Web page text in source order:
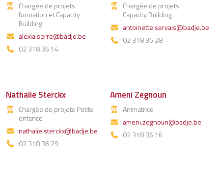
Chargée de projets
formation et Capacity
Building
alexia.serre@badje.be
02 318 36 14
Chargée de projets
Capacity Building
antoinette.servais@badje.be
02 318 36 28
Nathalie Sterckx
Chargée de projets Petite
enfance
nathalie.sterckx@badje.be
02 318 36 29
Ameni Zegnoun
Animatrice
ameni.zegnoun@badje.be
02 318 36 16